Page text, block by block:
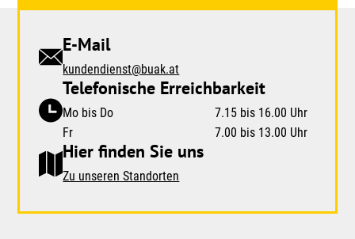
E-Mail
kundendienst@buak.at
Telefonische Erreichbarkeit
Mo bis Do
7.15 bis 16.00 Uhr
Fr
7.00 bis 13.00 Uhr
Hier finden Sie uns
Zu unseren Standorten